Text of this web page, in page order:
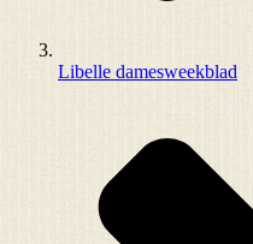
Libelle damesweekblad